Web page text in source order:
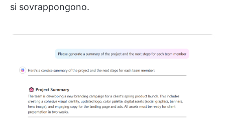
si sovrappongono.